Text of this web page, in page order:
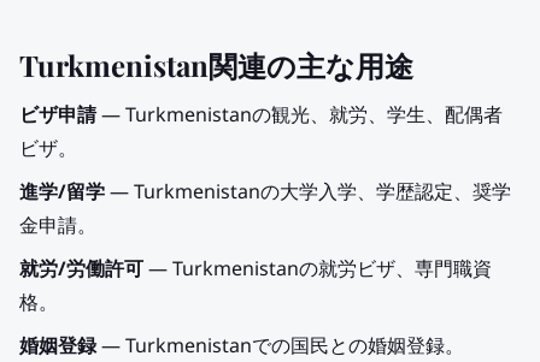
Turkmenistan関連の主な用途
ビザ申請— Turkmenistanの観光、就労、学生、配偶者
ビザ。
進学/留学— Turkmenistanの大学入学、学歴認定、奨学
金申請。
就労/労働許可— Turkmenistanの就労ビザ、専門職資
格。
婚姻登録— Turkmenistanでの国民との婚姻登録。